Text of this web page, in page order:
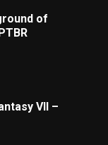
of
VII –